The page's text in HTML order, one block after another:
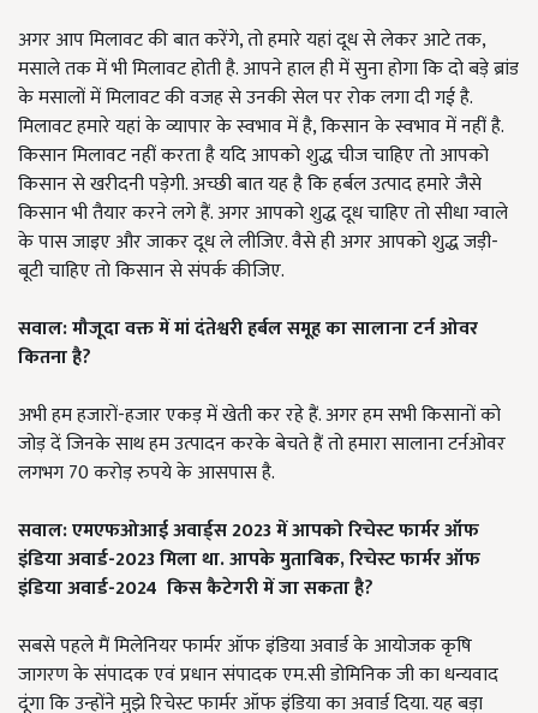
अगर आप मिलावट की बात करेंगे, तो हमारे यहां दूध से लेकर आटे तक,
मसाले तक में भी मिलावट होती है. आपने हाल ही में सुना होगा कि दो बड़े ब्रांड
के मसालों में मिलावट की वजह से उनकी सेल पर रोक लगा दी गई है.
मिलावट हमारे यहां के व्यापार के स्वभाव में है, किसान के स्वभाव में नहीं है.
किसान मिलावट नहीं करता है यदि आपको शुद्ध चीज चाहिए तो आपको
किसान से खरीदनी पड़ेगी. अच्छी बात यह है कि हर्बल उत्पाद हमारे जैसे
किसान भी तैयार करने लगे हैं. अगर आपको शुद्ध दूध चाहिए तो सीधा ग्वाले
के पास जाइए और जाकर दूध ले लीजिए. वैसे ही अगर आपको शुद्ध जड़ी-
बूटी चाहिए तो किसान से संपर्क कीजिए.
सवाल: मौजूदा वक्त में मां दंतेश्वरी हर्बल समूह का सालाना टर्न ओवर
कितना है?
अभी हम हजारों-हजार एकड़ में खेती कर रहे हैं. अगर हम सभी किसानों को
जोड़ दें जिनके साथ हम उत्पादन करके बेचते हैं तो हमारा सालाना टर्नओवर
लगभग 70 करोड़ रुपये के आसपास है.
सवाल: एमएफओआई अवार्ड्स 2023 में आपको रिचेस्ट फार्मर ऑफ
इंडिया अवार्ड-2023 मिला था. आपके मुताबिक, रिचेस्ट फार्मर ऑफ
इंडिया अवार्ड-2024 किस कैटेगरी में जा सकता है?
सबसे पहले मैं मिलेनियर फार्मर ऑफ इंडिया अवार्ड के आयोजक कृषि
जागरण के संपादक एवं प्रधान संपादक एम.सी डोमिनिक जी का धन्यवाद
दूंगा कि उन्होंने मुझे रिचेस्ट फार्मर ऑफ इंडिया का अवार्ड दिया. यह बड़ा